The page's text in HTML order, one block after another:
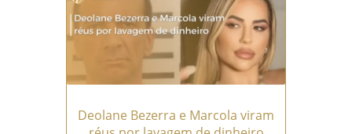
completamente a vida de uma
pessoa...Leia mais →
Deolane Bezerra e Marcola viram